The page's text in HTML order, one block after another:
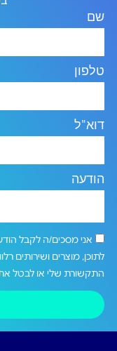
שם
טלפון
דוא"ל
הודעה
לתוכן, מוצרים ושירותים
התקשורת שלי או לבטל